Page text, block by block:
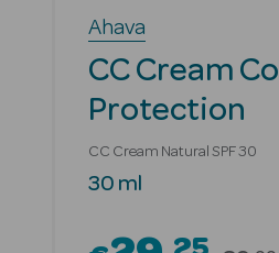
Ahava
CC Cream
Protection
CC Cream Natural SPF 30
30 ml